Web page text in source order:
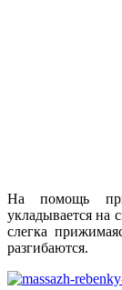
На помощь
укладывается на
слегка
разгибаются.